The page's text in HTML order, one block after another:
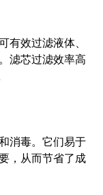
有效过滤液体、
滤芯过滤效率高
消毒。它们易于
，从而节省了成